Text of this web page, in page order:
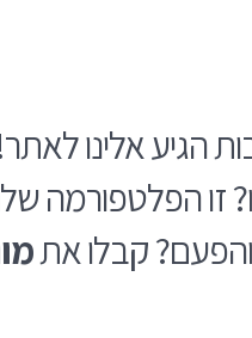
הגיע אלינו
זו הפלטפורמה
קבלו את